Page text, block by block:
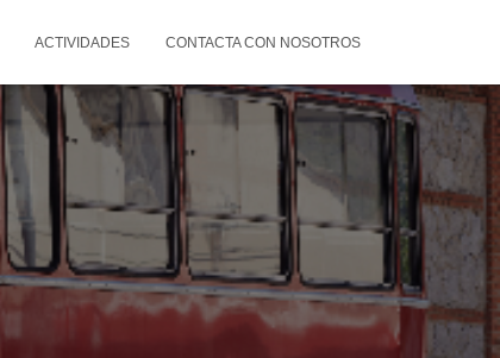
ACTIVIDADES CONTACTA CON NOSOTROS